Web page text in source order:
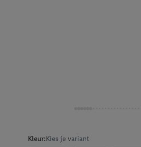
Kleur:Kies je variant